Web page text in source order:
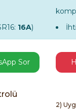
16A)
Sor
2)